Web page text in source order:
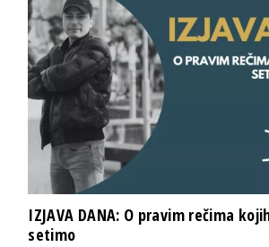
IZJAVA DANA: O pravim rečima
setimo